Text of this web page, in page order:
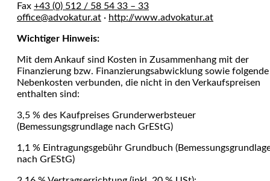
Fax +43 (0) 512 / 58 54 33 – 33
office@advokatur.at · http://www.advokatur.at
Wichtiger Hinweis:
Mit dem Ankauf sind Kosten in Zusammenhang mit der
Finanzierung bzw. Finanzierungsabwicklung sowie folgende
Nebenkosten verbunden, die nicht in den Verkaufspreisen
enthalten sind:
3,5 % des Kaufpreises Grunderwerbsteuer
(Bemessungsgrundlage nach GrEStG)
1,1 % Eintragungsgebühr Grundbuch
nach GrEStG)